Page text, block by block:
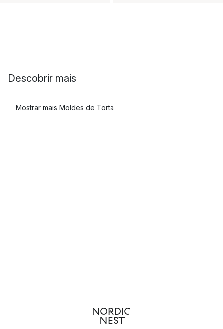
Descobrir mais
Mostrar mais Moldes de Torta